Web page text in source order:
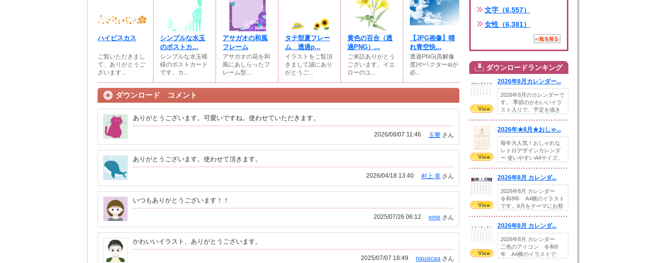
ハイビスカス
ご覧いただきまし
て、ありがとうご
ざいます...
シンプルな水玉
のポストカ...
シンプルな水玉模
様のポストカード
です。カ...
アサガオの和風
フレーム
アサガオの花を和
風にあしらったフ
レーム型...
タテ型夏フレー
ム 透過p...
イラストをご覧頂
きまして誠にあり
がとうご...
黄色の百合（透
過PNG）...
ご来訪ありがとう
ございます。イエ
ローのユ...
【JPG画像】晴
れ青空快...
透過PNG(高解像
度)やベクターaiが
必...
ダウンロード コメント
ありがとうございます。可愛いですね。使わせていただきます。
玉響 さん
2026/08/07 11:46
ありがとうございます。使わせて頂きます。
村上 章 さん
2026/04/18 13:40
いつもありがとうございます！！
eme さん
2025/07/26 06:12
かわいいイラスト、ありがとうございます。
nausicaa さん
2025/07/07 18:49
文字（6,557）
女性（6,381）
ダウンロードランキング
2026年8月カレンダー...
2026年8月のカレンダーで
す。 季節のかわいいイラ
スト入りで、予定を描き
2026年★8月★おしゃ...
毎年大人気！おしゃれな
レトロデザインカレンダ
ー 使いやすいA4サイズ。
2026年8月 カレンダ...
2026年8月 カレンダー
令和8年 A4横のイラスト
です。8月をテーマにお祭
2026年8月 カレンダ...
2026年8月 カレンダー
二色のアイコン 令和8
年 A4横のイラストで